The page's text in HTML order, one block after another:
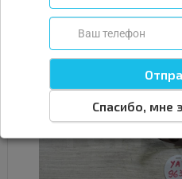
Спасибо, мне